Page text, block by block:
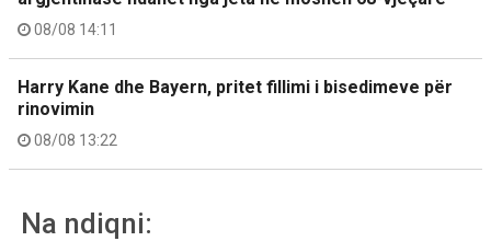
08/08 14:11
Harry Kane dhe Bayern, pritet fillimi i bisedimeve për
rinovimin
08/08 13:22
Na ndiqni: